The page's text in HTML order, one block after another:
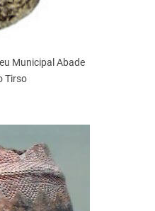
Municipal Abade
Tirso